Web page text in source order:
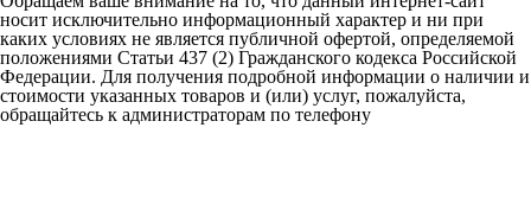
носит исключительно информационный характер и ни при
каких условиях не является публичной офертой, определяемой
положениями Статьи 437 (2) Гражданского кодекса Российской
Федерации. Для получения подробной информации о наличии и
стоимости указанных товаров и (или) услуг, пожалуйста,
обращайтесь к администраторам по телефону